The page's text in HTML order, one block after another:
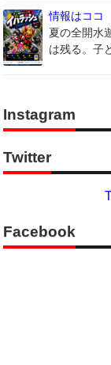
情報はココ
夏の全開水
は残る。子
Instagram
Twitter
Facebook